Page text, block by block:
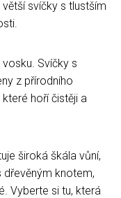
svíčky s tlustším
Svíčky s
z přírodního
hoří čistěji a
široká škála vůní,
knotem,
Vyberte si tu, která